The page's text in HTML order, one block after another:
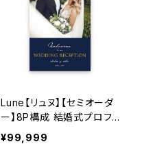
Lune【リュヌ】【セミオーダ
ー】8P構成 結婚式プロフィ
ールブック
¥99,999